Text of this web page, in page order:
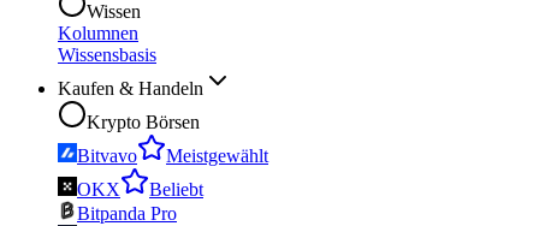
Wissen
Kolumnen
Wissensbasis
Kaufen & Handeln
Krypto Börsen
Bitvavo
Meistgewählt
OKX
Beliebt
Bitpanda Pro